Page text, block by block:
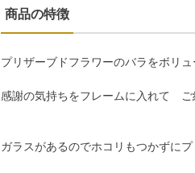
商品の特徴
プリザーブドフラワーのバラをボリ
感謝の気持ちをフレームに入れて ご
ガラスがあるのでホコリもつかずに